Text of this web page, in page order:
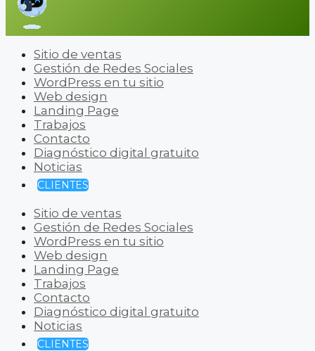
Sitio de ventas
Gestión de Redes Sociales
WordPress en tu sitio
Web design
Landing Page
Trabajos
Contacto
Diagnóstico digital gratuito
Noticias
CLIENTES
Sitio de ventas
Gestión de Redes Sociales
WordPress en tu sitio
Web design
Landing Page
Trabajos
Contacto
Diagnóstico digital gratuito
Noticias
CLIENTES